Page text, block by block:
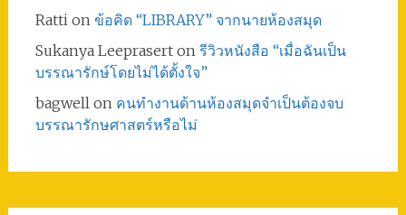
Rattion ข้อคิด “LIBRARY” จากนายห้องสมุด
Sukanya Leepraserton รีวิวหนังสือ “เมื่อฉันเป็น
บรรณารักษ์โดยไม่ได้ตั้งใจ”
bagwellon คนทำงานด้านห้องสมุดจำเป็นต้องจบ
บรรณารักษศาสตร์หรือไม่